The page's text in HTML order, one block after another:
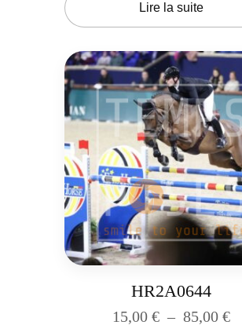
Lire la suite
HR2A0644
15,00€ – 85,00€